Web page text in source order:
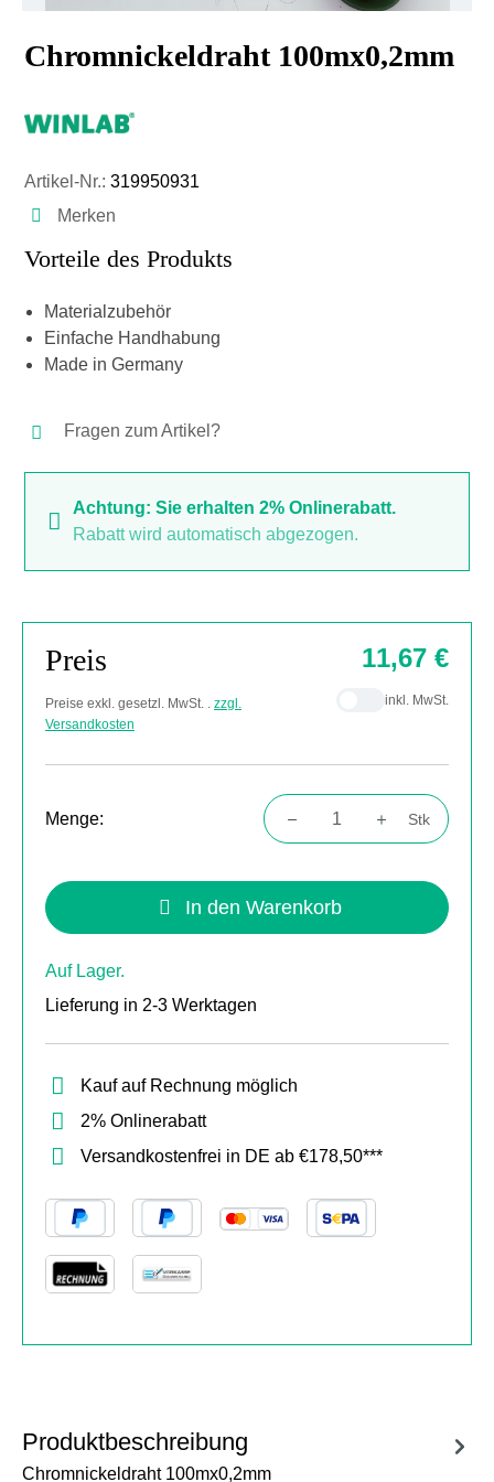
Chromnickeldraht 100mx0,2mm
Artikel-Nr.: 319950931
Merken
Vorteile des Produkts
Materialzubehör
Einfache Handhabung
Made in Germany
Fragen zum Artikel?
Achtung: Sie erhalten 2% Onlinerabatt.
Rabatt wird automatisch abgezogen.
Preis
Preise exkl. gesetzl. MwSt. . zzgl.
Versandkosten
11,67 €
inkl. MwSt.
Menge:
Produkt Anzahl: Gib den gewünschten
Stk
In den Warenkorb
Auf Lager.
Lieferung in 2-3 Werktagen
Kauf auf Rechnung möglich
2% Onlinerabatt
Versandkostenfrei in DE ab €178,50***
Produktbeschreibung
Chromnickeldraht 100mx0,2mm